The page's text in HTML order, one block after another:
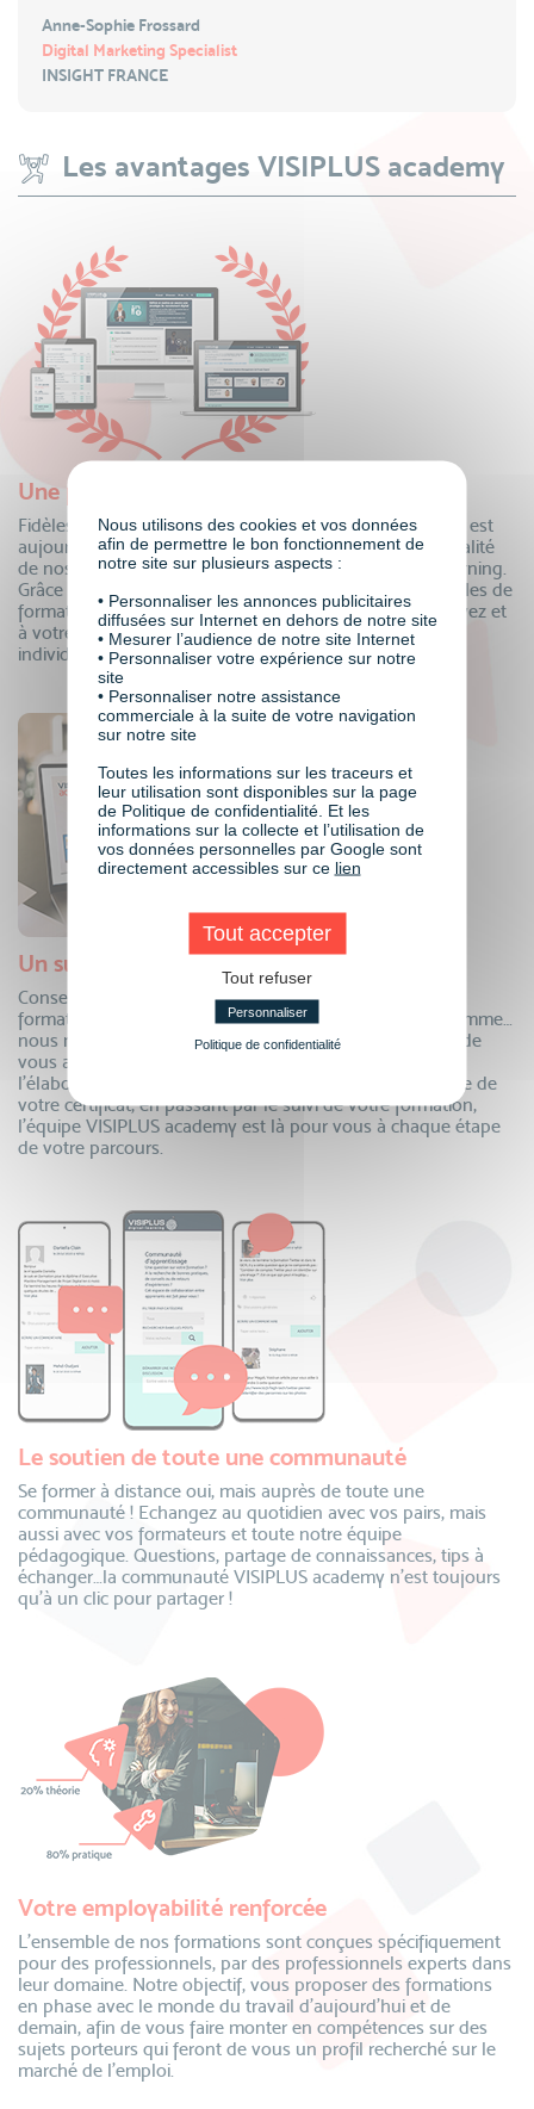
Anne-Sophie Frossard
Digital Marketing Specialist
INSIGHT FRANCE
Les avantages VISIPLUS academy
Une plateforme digital learning dédiée
Fidèles à notre conviction que la transformation digitale est
aujourd’hui incontournable, vous pouvez suivre l’intégralité
de nos formations et cycles diplômants au format e-learning.
Grâce à notre plateforme dédiée, vous suivez vos modules de
formation depuis un appareil connecté où que vous soyez et
à votre propre rythme, tout en bénéficiant du suivi
individualisé de nos équipes.
Un suivi personnalisé
Conseillers formation, coordinateurs pédagogiques,
formateurs, mentors individuels, responsable de programme…
nous mettons à votre disposition tous nos experts afin de
vous accompagner dans votre projet de formation ! De
l’élaboration de votre dossier de financement à la remise de
votre certificat, en passant par le suivi de votre formation,
l’équipe VISIPLUS academy est là pour vous à chaque étape
de votre parcours.
Le soutien de toute une communauté
Se former à distance oui, mais auprès de toute une
communauté ! Echangez au quotidien avec vos pairs, mais
aussi avec vos formateurs et toute notre équipe
pédagogique. Questions, partage de connaissances, tips à
échanger…la communauté VISIPLUS academy n’est toujours
qu’à un clic pour partager !
Votre employabilité renforcée
L’ensemble de nos formations sont conçues spécifiquement
pour des professionnels, par des professionnels experts dans
leur domaine. Notre objectif, vous proposer des formations
en phase avec le monde du travail d’aujourd’hui et de
demain, afin de vous faire monter en compétences sur des
sujets porteurs qui feront de vous un profil recherché sur le
marché de l’emploi.
Nous utilisons des cookies et vos données
afin de permettre le bon fonctionnement de
notre site sur plusieurs aspects :
• Personnaliser les annonces publicitaires
diffusées sur Internet en dehors de notre site
• Mesurer l’audience de notre site Internet
• Personnaliser votre expérience sur notre
site
• Personnaliser notre assistance
commerciale à la suite de votre navigation
sur notre site
Toutes les informations sur les traceurs et
leur utilisation sont disponibles sur la page
de Politique de confidentialité. Et les
informations sur la collecte et l’utilisation de
vos données personnelles par Google sont
directement accessibles sur ce lien
Tout accepter
Tout refuser
Personnaliser
Politique de confidentialité